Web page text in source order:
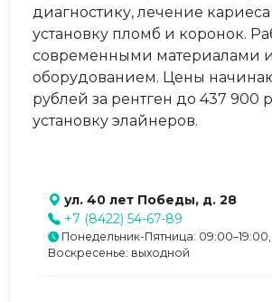
диагностику, лечение
установку пломб и коронок.
современными материалами и
оборудованием. Цены
рублей за рентген до 437 900
установку элайнеров.
ул. 40 лет Победы, д. 28
+7 (8422) 54-67-89
Понедельник-Пятница:
Воскресенье: выходной